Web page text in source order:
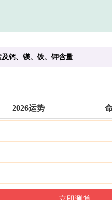
钙、镁、铁、钾含量
2026运势